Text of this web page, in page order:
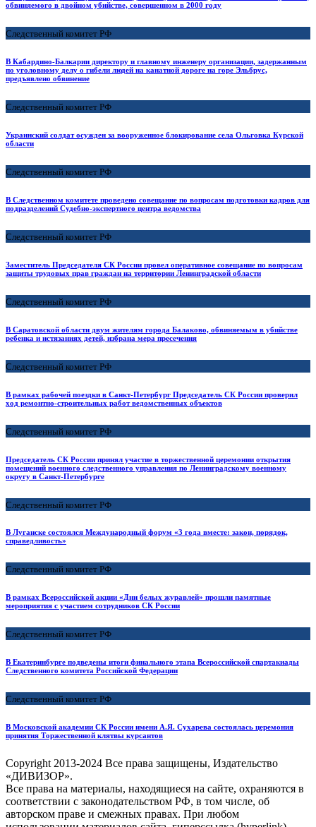
обвиняемого в двойном убийстве, совершенном в 2000 году
Следственный комитет РФ
В Кабардино-Балкарии директору и главному инженеру организации, задержанным
по уголовному делу о гибели людей на канатной дороге на горе Эльбрус,
предъявлено обвинение
Следственный комитет РФ
Украинский солдат осужден за вооруженное блокирование села Ольговка Курской
области
Следственный комитет РФ
В Следственном комитете проведено совещание по вопросам подготовки кадров для
подразделений Судебно-экспертного центра ведомства
Следственный комитет РФ
Заместитель Председателя СК России провел оперативное совещание по вопросам
защиты трудовых прав граждан на территории Ленинградской области
Следственный комитет РФ
В Саратовской области двум жителям города Балаково, обвиняемым в убийстве
ребенка и истязаниях детей, избрана мера пресечения
Следственный комитет РФ
В рамках рабочей поездки в Санкт-Петербург Председатель СК России проверил
ход ремонтно-строительных работ ведомственных объектов
Следственный комитет РФ
Председатель СК России принял участие в торжественной церемонии открытия
помещений военного следственного управления по Ленинградскому военному
округу в Санкт-Петербурге
Следственный комитет РФ
В Луганске состоялся Международный форум «3 года вместе: закон, порядок,
справедливость»
Следственный комитет РФ
В рамках Всероссийской акции «Дни белых журавлей» прошли памятные
мероприятия с участием сотрудников СК России
Следственный комитет РФ
В Екатеринбурге подведены итоги финального этапа Всероссийской спартакиады
Следственного комитета Российской Федерации
Следственный комитет РФ
В Московской академии СК России имени А.Я. Сухарева состоялась церемония
принятия Торжественной клятвы курсантов
Copyright 2013-2024 Все права защищены, Издательство
«ДИВИЗОР».
Все права на материалы, находящиеся на сайте, охраняются в
соответствии с законодательством РФ, в том числе, об
авторском праве и смежных правах. При любом